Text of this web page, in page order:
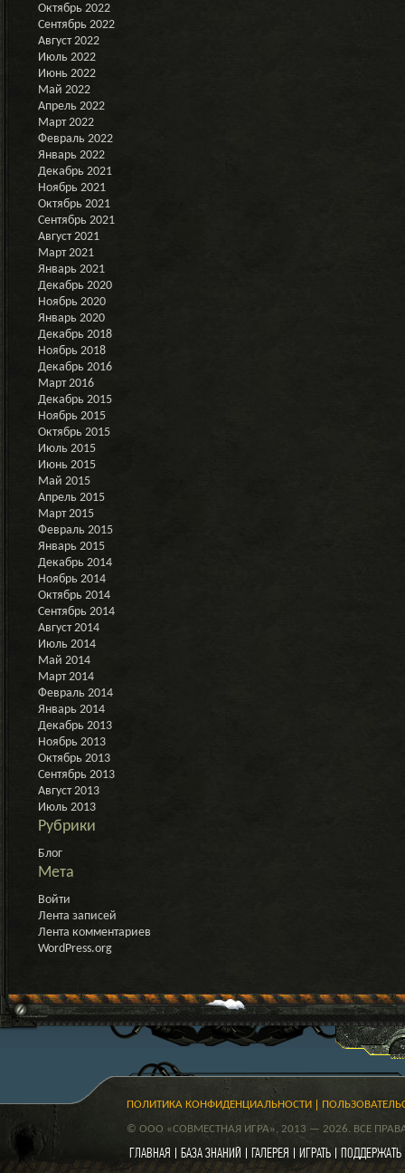
Октябрь 2022
Сентябрь 2022
Август 2022
Июль 2022
Июнь 2022
Май 2022
Апрель 2022
Март 2022
Февраль 2022
Январь 2022
Декабрь 2021
Ноябрь 2021
Октябрь 2021
Сентябрь 2021
Август 2021
Март 2021
Январь 2021
Декабрь 2020
Ноябрь 2020
Январь 2020
Декабрь 2018
Ноябрь 2018
Декабрь 2016
Март 2016
Декабрь 2015
Ноябрь 2015
Октябрь 2015
Июль 2015
Июнь 2015
Май 2015
Апрель 2015
Март 2015
Февраль 2015
Январь 2015
Декабрь 2014
Ноябрь 2014
Октябрь 2014
Сентябрь 2014
Август 2014
Июль 2014
Май 2014
Март 2014
Февраль 2014
Январь 2014
Декабрь 2013
Ноябрь 2013
Октябрь 2013
Сентябрь 2013
Август 2013
Июль 2013
Рубрики
Блог
Мета
Войти
Лента записей
Лента комментариев
WordPress.org
ПОЛИТИКА КОНФИДЕНЦИАЛЬНОСТИ
© ООО «СОВМЕСТНАЯ ИГРА», 2013 — 2026. ВСЕ
ГЛАВНАЯ БАЗА ЗНАНИЙ ГАЛЕРЕЯ ИГРАТЬ ПОДДЕРЖАТЬ